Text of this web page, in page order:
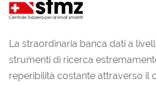
La straordinaria banca dati a
strumenti di ricerca
reperibilità costante attraverso il